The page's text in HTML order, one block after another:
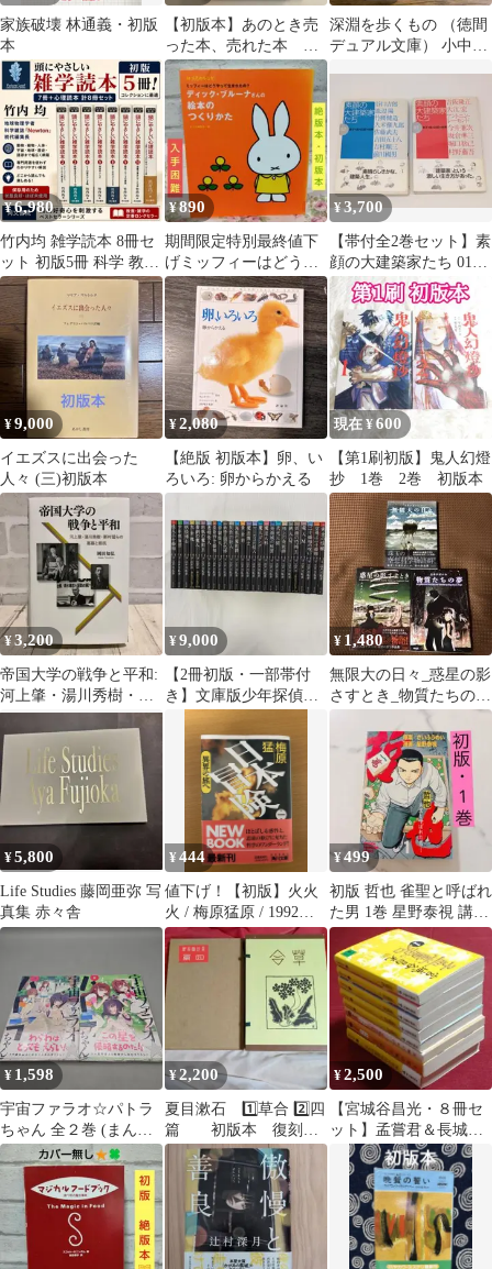
家族破壊 林通義・初版
本
【初版本】あのとき売
った本、売れた本 小
出和代 光文社 ベス
トセラー 回顧録 本
深淵を歩くもの （徳間
デュアル文庫） 小中千
¥6,980
竹内均 雑学読本 8冊セ
ット 初版5冊 科学 教養
心理学 同文書院
¥890
期間限定特別最終値下
げミッフィーはどうや
って生まれたの？ディ
ック・ブルーナー
¥3,700
【帯付全2巻セット】素
顔の大建築家たち 01・
02｜弟子が見た巨匠の
世界 JIA
¥9,000
イエズスに出会った
人々 (三)初版本
¥2,080
【絶版 初版本】卵、い
ろいろ: 卵からかえる
現在 ¥600
【第1刷初版】鬼人幻燈
抄 1巻 2巻 初版本
¥3,200
帝国大学の戦争と平和:
河上肇・湯川秀樹・新
村猛らの葛藤と抵抗 日
本史 本
¥9,000
【2冊初版・一部帯付
き】文庫版少年探偵
全26巻セット
¥ 1,480
無限大の日々_惑星の影
さすとき_物質たちの夢
_人類圏 八木ナガハル 3
冊セット
¥5,800
Life Studies 藤岡亜弥 写
真集 赤々舎
¥444
値下げ！【初版】火火
火 / 梅原猛原 / 1992年
角川文庫
¥499
初版 哲也 雀聖と呼ばれ
た男 1巻 星野泰視 講談
社
¥ 1,598
宇宙ファラオ☆パトラ
ちゃん 全２巻 (まんが
タイムコミックス) ユ
キヲ 初版本
¥2,200
夏目漱石 1️⃣草合 2️⃣四
篇 初版本 復刻
版 2冊まとめ売り
¥2,500
【宮城谷昌光・８冊セ
ット】孟嘗君＆長城の
かげ＆王家の風日＆異
色中国短篇傑作大全